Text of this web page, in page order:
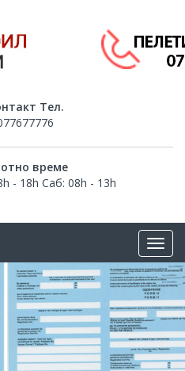
Тел.
време
- 18h Саб: 08h - 13h